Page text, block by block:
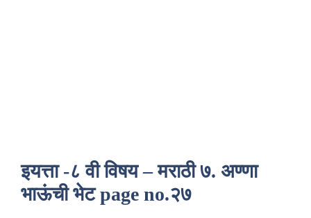
इयत्ता -८ वी विषय – मराठी ७. अण्णा
भाऊंची भेट page no.२७